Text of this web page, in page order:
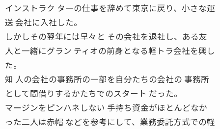
インストラク ターの仕事を辞めて東京に戻り、小さな運
送 会社に入社した。
しかしその翌年には早々と その会社を退社し、ある友
人と一緒にグラン ティオの前身となる軽トラ会社を興し
た。
知 人の会社の事務所の一部を自分たちの会社の 事務所
として間借りするかたちでのスタート だった。
マージンをピンハネしない 手持ち資金がほとんどなか
った二人は赤帽 などを参考にして、業務委託方式での軽